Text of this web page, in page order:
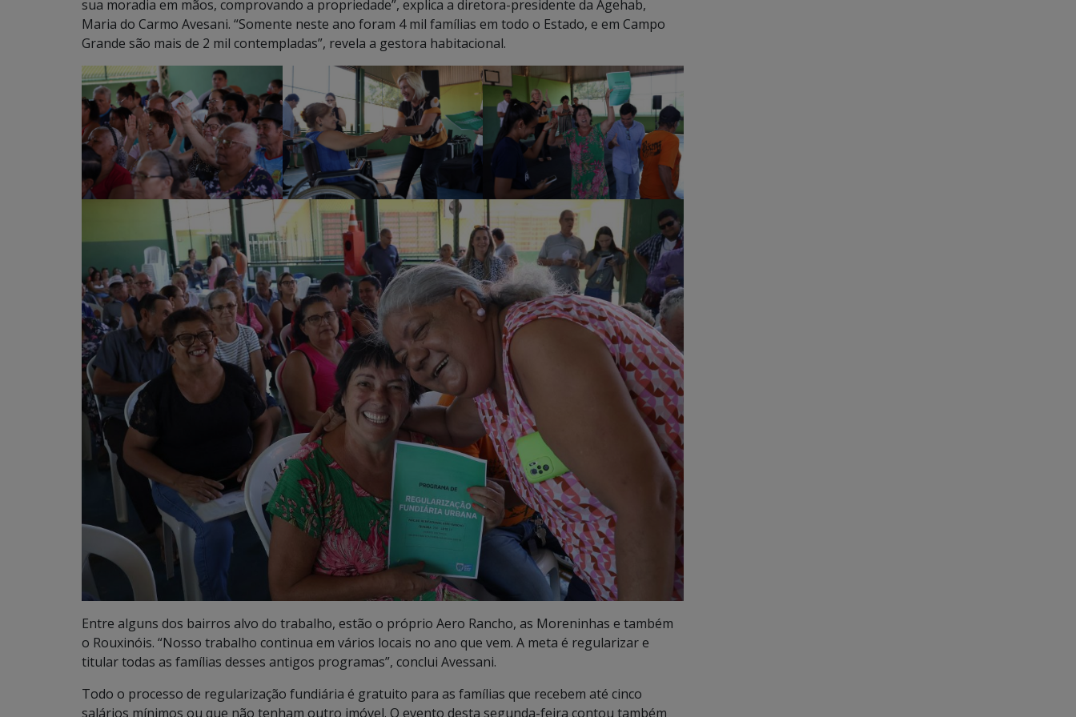
sua moradia em mãos, comprovando a propriedade”, explica a diretora-presidente da Agehab,
Maria do Carmo Avesani. “Somente neste ano foram 4 mil famílias em todo o Estado, e em Campo
Grande são mais de 2 mil contempladas”, revela a gestora habitacional.
Entre alguns dos bairros alvo do trabalho, estão o próprio Aero Rancho, as Moreninhas e também
o Rouxinóis. “Nosso trabalho continua em vários locais no ano que vem. A meta é regularizar e
titular todas as famílias desses antigos programas”, conclui Avessani.
Todo o processo de regularização fundiária é gratuito para as famílias que recebem até cinco
salários mínimos ou que não tenham outro imóvel. O evento desta segunda-feira contou também